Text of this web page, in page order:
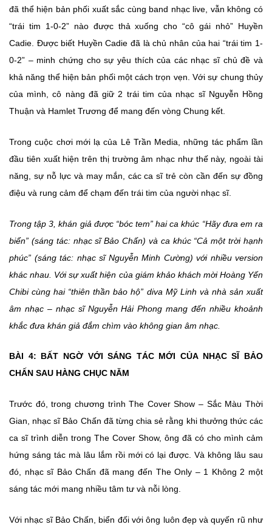
đã thể hiện bản phối xuất sắc cùng band nhạc live, vẫn không có
“trái tim 1-0-2” nào được thả xuống cho “cô gái nhỏ” Huyền
Cadie. Được biết Huyền Cadie đã là chủ nhân của hai “trái tim 1-
0-2” – minh chứng cho sự yêu thích của các nhạc sĩ chủ đề và
khả năng thể hiện bản phối một cách trọn vẹn. Với sự chung thủy
của mình, cô nàng đã giữ 2 trái tim của nhạc sĩ Nguyễn Hồng
Thuận và Hamlet Trương để mang đến vòng Chung kết.
Trong cuộc chơi mới lạ của Lê Trần Media, những tác phẩm lần
đầu tiên xuất hiện trên thị trường âm nhạc như thế này, ngoài tài
năng, sự nỗ lực và may mắn, các ca sĩ trẻ còn cần đến sự đồng
điệu và rung cảm để chạm đến trái tim của người nhạc sĩ.
Trong tập 3, khán giả được “bóc tem” hai ca khúc “Hãy đưa em ra
biển” (sáng tác: nhạc sĩ Bảo Chấn) và ca khúc “Cả một trời hạnh
phúc” (sáng tác: nhạc sĩ Nguyễn Minh Cường) với nhiều version
khác nhau. Với sự xuất hiện của giám khảo khách mời Hoàng Yến
Chibi cùng hai “thiên thần bảo hộ” diva Mỹ Linh và nhà sản xuất
âm nhạc – nhạc sĩ Nguyễn Hải Phong mang đến nhiều khoảnh
khắc đưa khán giả đắm chìm vào không gian âm nhạc.
BÀI 4: BẤT NGỜ VỚI SÁNG TÁC MỚI CỦA NHẠC SĨ BẢO
CHẤN SAU HÀNG CHỤC NĂM
Trước đó, trong chương trình The Cover Show – Sắc Màu Thời
Gian, nhạc sĩ Bảo Chấn đã từng chia sẻ rằng khi thưởng thức các
ca sĩ trình diễn trong The Cover Show, ông đã có cho mình cảm
hứng sáng tác mà lâu lắm rồi mới có lại được. Và không lâu sau
đó, nhạc sĩ Bảo Chấn đã mang đến The Only – 1 Không 2 một
sáng tác mới mang nhiều tâm tư và nỗi lòng.
Với nhạc sĩ Bảo Chấn, biển đối với ông luôn đẹp và quyến rũ như